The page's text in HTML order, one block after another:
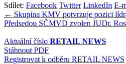
Sdílet: Facebook Twitter LinkedIn E-
Navigace
pro
příspěvek
← Skupina KMV potvrzuje pozici
Předsedou SČMVD zvolen JUDr.
Aktuální číslo RETAIL NEWS
Stáhnout PDF
Registrovat k odběru RETAIL NEWS